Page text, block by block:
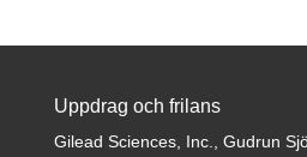
Uppdrag och frilans
Gilead Sciences, Inc., Gudrun